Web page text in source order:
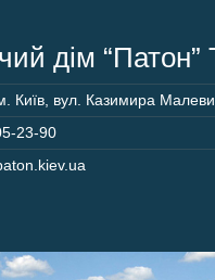
дім
Київ, вул. Казимира
23-90